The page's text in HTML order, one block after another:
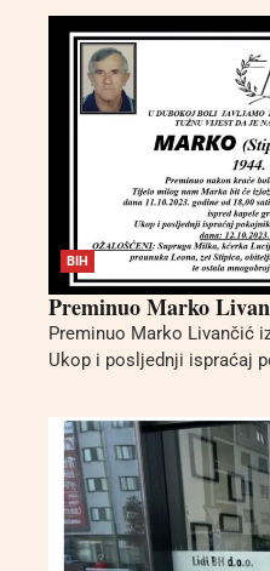
BIH
Preminuo Marko
Preminuo Marko Livančić
Ukop i posljednji ispraćaj